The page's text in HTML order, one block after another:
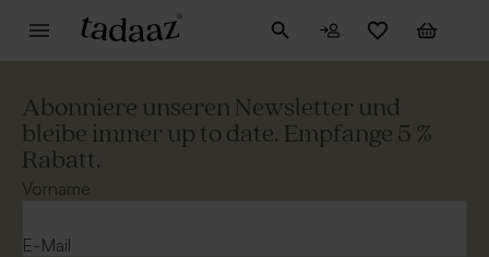
Abonniere unseren Newsletter und
bleibe immer up to date. Empfange 5 %
Rabatt.
Vorname
E-Mail